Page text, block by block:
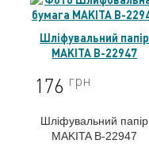
Шліфувальний папір
MAKITA B-22947
176 грн
Шліфувальний папір
MAKITA B-22947